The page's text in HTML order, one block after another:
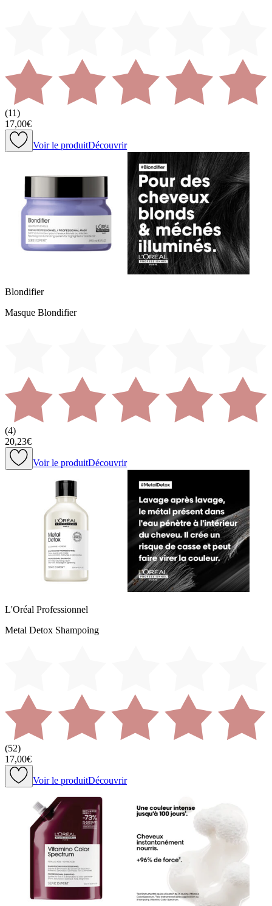
(11)
17,00€
Voir le produitDécouvrir
Blondifier
Masque Blondifier
(4)
20,23€
Voir le produitDécouvrir
L'Oréal Professionnel
Metal Detox Shampoing
(52)
17,00€
Voir le produitDécouvrir